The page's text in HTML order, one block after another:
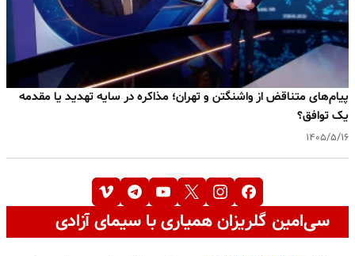
پیام‌های متناقض از واشنگتن و تهران؛ مذاکره در سایه تهدید یا مقدمه
یک توافق؟
۱۴۰۵/۵/۱۶
سی‌امین گلریزان همیاری با سیمای آزادی